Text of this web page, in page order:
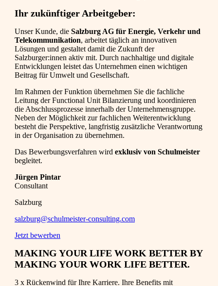
Ihr zukünftiger Arbeitgeber:
Unser Kunde, die Salzburg AG für Energie, Verkehr und
Telekommunikation, arbeitet täglich an innovativen
Lösungen und gestaltet damit die Zukunft der
Salzburger:innen aktiv mit. Durch nachhaltige und digitale
Entwicklungen leistet das Unternehmen einen wichtigen
Beitrag für Umwelt und Gesellschaft.
Im Rahmen der Funktion übernehmen Sie die fachliche
Leitung der Functional Unit Bilanzierung und koordinieren
die Abschlussprozesse innerhalb der Unternehmensgruppe.
Neben der Möglichkeit zur fachlichen Weiterentwicklung
besteht die Perspektive, langfristig zusätzliche Verantwortung
in der Organisation zu übernehmen.
Das Bewerbungsverfahren wird exklusiv von Schulmeister
begleitet.
Jürgen Pintar
Consultant
Salzburg
salzburg@schulmeister-consulting.com
Jetzt bewerben
MAKING YOUR LIFE WORK BETTER BY
MAKING YOUR WORK LIFE BETTER.
3 x Rückenwind für Ihre Karriere. Ihre Benefits mit